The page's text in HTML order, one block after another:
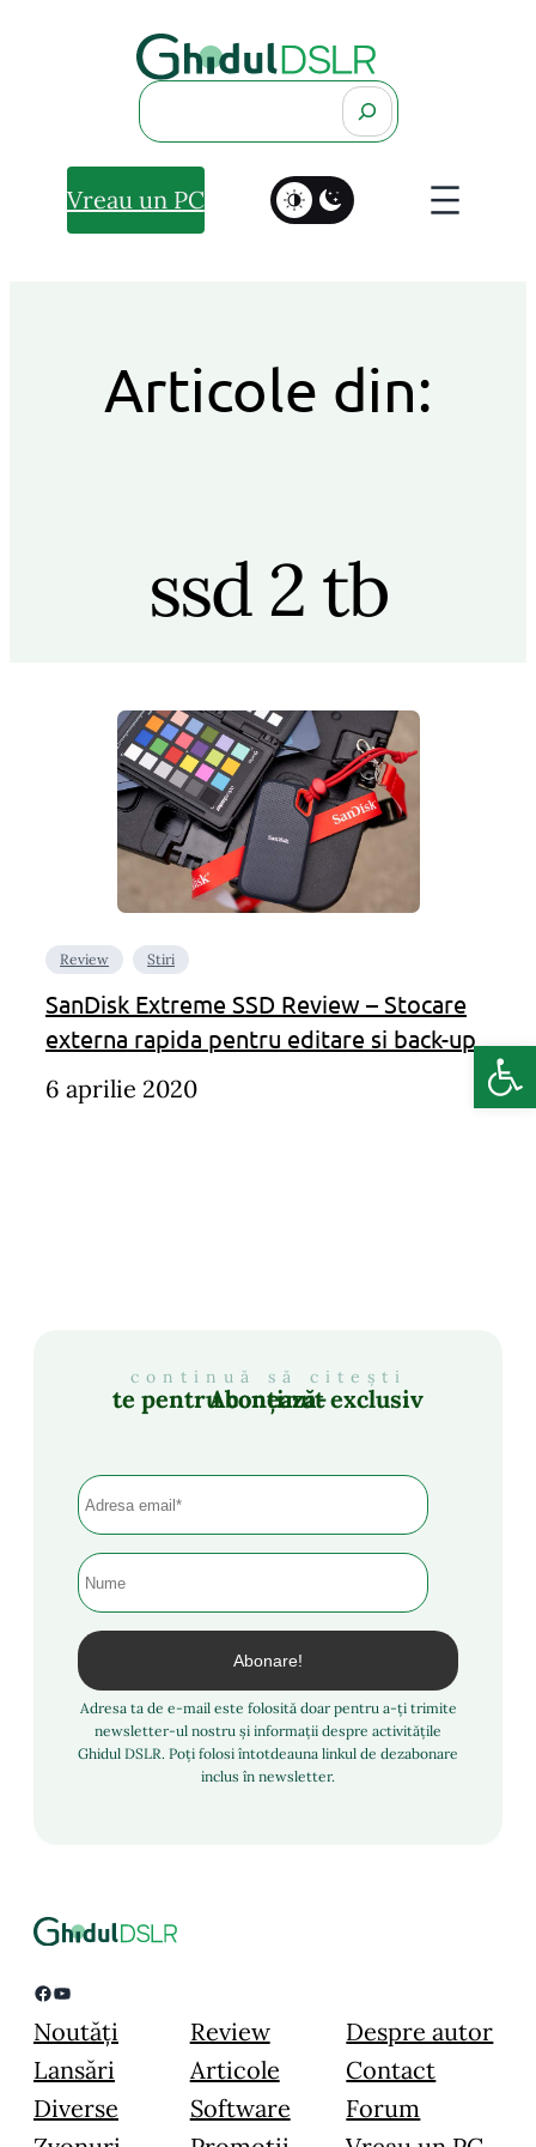
Search
Vreau un PC
Articole din:
ssd 2 tb
Review Stiri
SanDisk Extreme SSD Review – Stocare
externa rapida pentru editare si back-up
6 aprilie 2020
continuă să citești
Abonează-te pentru conținut exclusiv
Adresa ta de e-mail este folosită doar pentru a-ți trimite
newsletter-ul nostru și informații despre activitățile
Ghidul DSLR. Poți folosi întotdeauna linkul de dezabonare
inclus în newsletter.
Facebook YouTube
Noutăți
Lansări
Diverse
Review
Articole
Software
Despre autor
Contact
Forum